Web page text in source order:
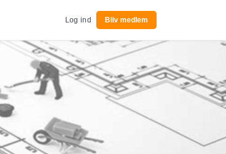
Log ind Bliv medlem